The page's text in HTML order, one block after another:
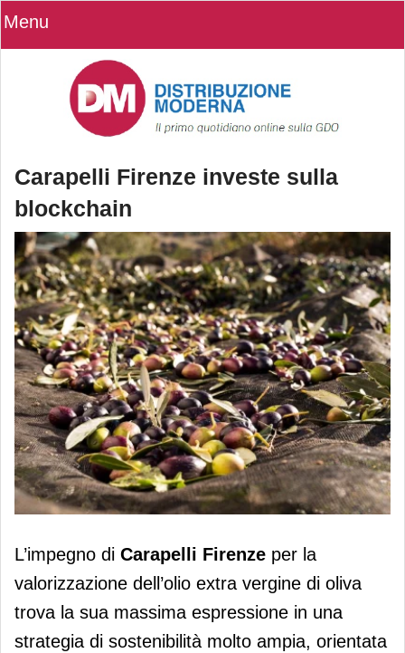
Menu
Carapelli Firenze investe sulla
blockchain
Carapelli Firenze investe sulla
blockchain
L’impegno di Carapelli Firenze per la
valorizzazione dell’olio extra vergine di oliva
trova la sua massima espressione in una
strategia di sostenibilità molto ampia, orientata